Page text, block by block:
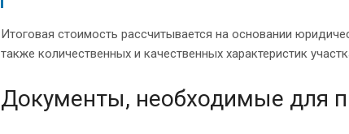
Итоговая стоимость рассчитывается на основании
также количественных и качественных характеристик
Документы, необходимые для